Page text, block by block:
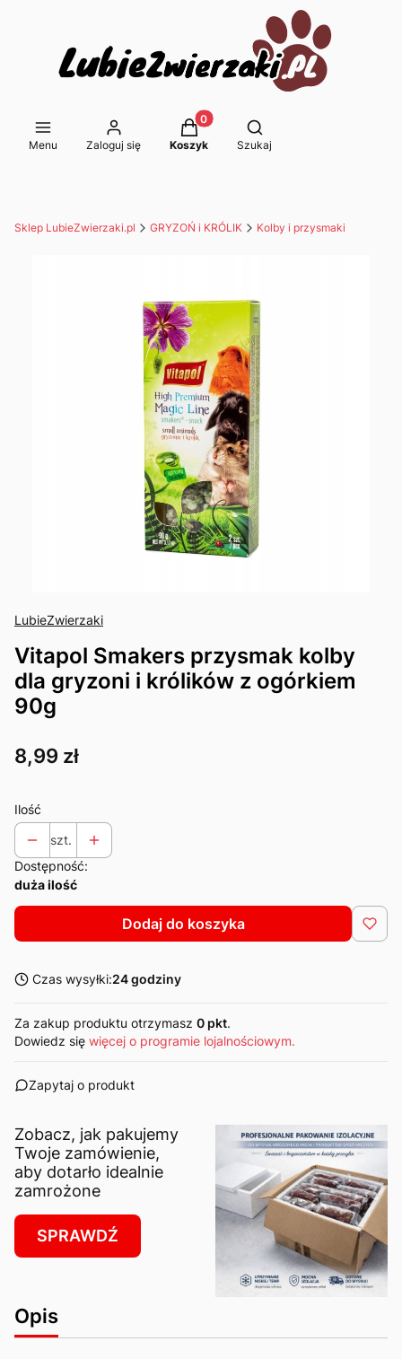
Menu Zaloguj się
Produkty w koszyku: 0. Zobacz
Koszyk
Otwórz wyszukiwarkę
Szukaj
Sklep LubieZwierzaki.pl GRYZOŃ i KRÓLIK Kolby i przysmaki
LubieZwierzaki
Vitapol Smakers przysmak kolby
dla gryzoni i królików z ogórkiem
90g
Cena
8,99 zł
Ilość
szt.
Dostępność:
duża ilość
Dodaj do koszyka
Czas wysyłki:24 godziny
Za zakup produktu otrzymasz 0 pkt.
Dowiedz się więcej o programie lojalnościowym.
Zapytaj o produkt
Zobacz, jak pakujemy
Twoje zamówienie,
aby dotarło idealnie
zamrożone
SPRAWDŹ
Opis